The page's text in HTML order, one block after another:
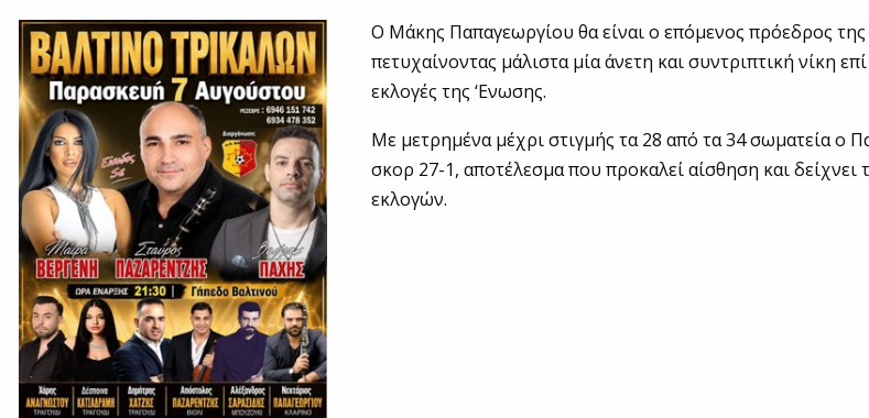
Ο Μάκης Παπαγεωργίου θα είναι ο επόμενος πρόεδρος
πετυχαίνοντας μάλιστα μία άνετη και συντριπτική νίκη
εκλογές της ‘Ενωσης.
Με μετρημένα μέχρι στιγμής τα 28 από τα 34 σωματεία ο
σκορ 27-1, αποτέλεσμα που προκαλεί αίσθηση και δείχνει
εκλογών.